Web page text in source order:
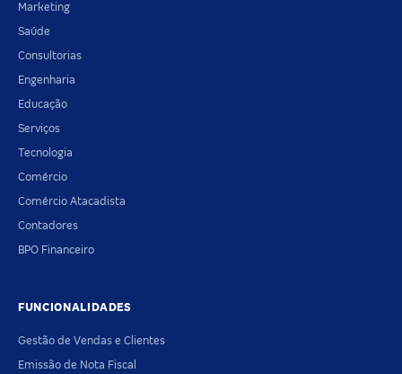
Marketing
Saúde
Consultorias
Engenharia
Educação
Serviços
Tecnologia
Comércio
Comércio Atacadista
Contadores
BPO Financeiro
FUNCIONALIDADES
Gestão de Vendas e Clientes
Emissão de Nota Fiscal